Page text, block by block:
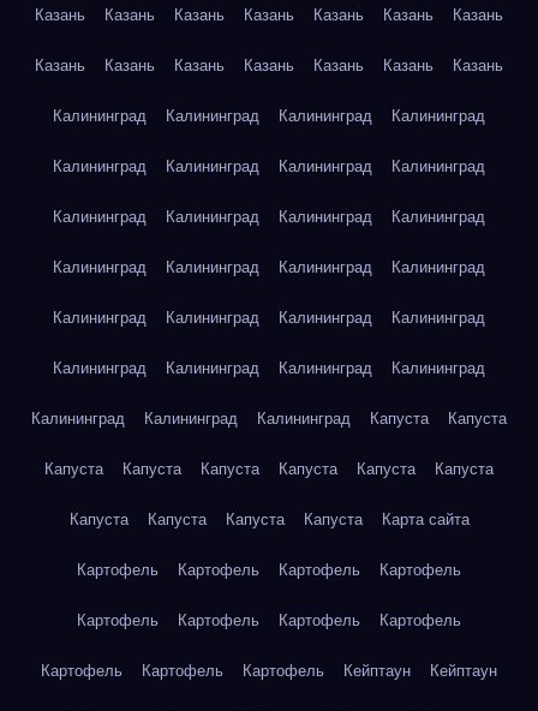
Казань Казань Казань Казань Казань Казань Казань
Казань Казань Казань Казань Казань Казань Казань
Калининград Калининград Калининград Калининград
Калининград Калининград Калининград Калининград
Калининград Калининград Калининград Калининград
Калининград Калининград Калининград Калининград
Калининград Калининград Калининград Калининград
Калининград Калининград Калининград Калининград
Калининград Калининград Калининград Капуста Капуста
Капуста Капуста Капуста Капуста Капуста Капуста
Капуста Капуста Капуста Капуста Карта сайта
Картофель Картофель Картофель Картофель
Картофель Картофель Картофель Картофель
Картофель Картофель Картофель Кейптаун Кейптаун